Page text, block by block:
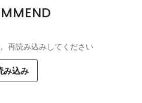
再読み込みしてください
み込み